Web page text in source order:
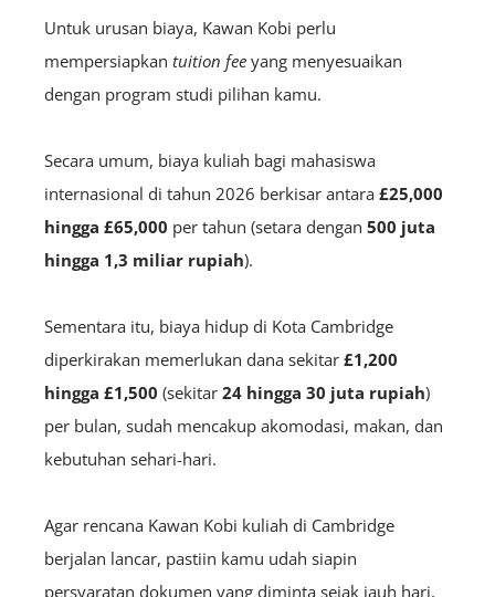
Untuk urusan biaya, Kawan Kobi perlu
mempersiapkan tuition fee yang menyesuaikan
dengan program studi pilihan kamu.
Secara umum, biaya kuliah bagi mahasiswa
internasional di tahun 2026 berkisar antara £25,000
hingga £65,000 per tahun (setara dengan 500 juta
hingga 1,3 miliar rupiah).
Sementara itu, biaya hidup di Kota Cambridge
diperkirakan memerlukan dana sekitar £1,200
hingga £1,500 (sekitar 24 hingga 30 juta rupiah)
per bulan, sudah mencakup akomodasi, makan, dan
kebutuhan sehari-hari.
Agar rencana Kawan Kobi kuliah di Cambridge
berjalan lancar, pastiin kamu udah siapin
persyaratan dokumen yang diminta sejak jauh hari,